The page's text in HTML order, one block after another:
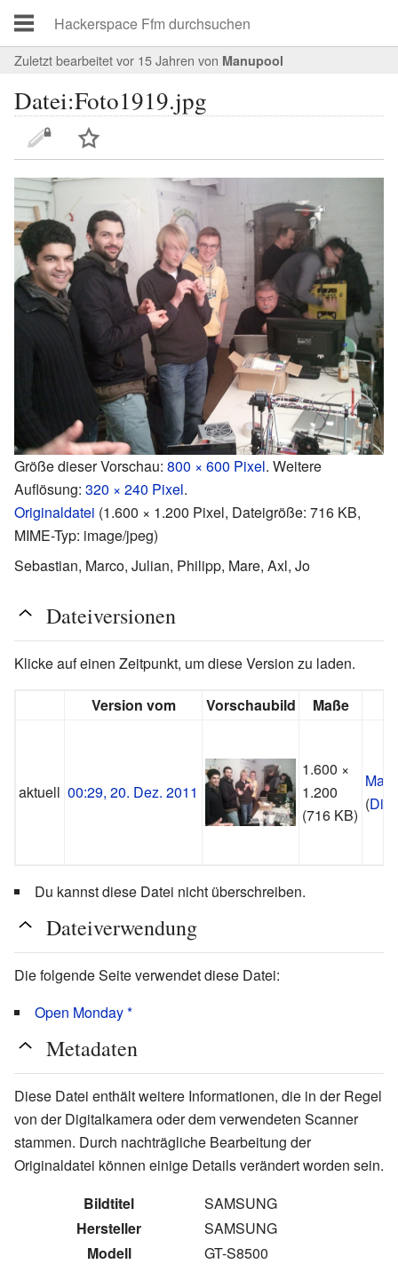
Zuletzt bearbeitet vor 15 Jahren von Manupool
Datei:Foto1919.jpg
Größe dieser Vorschau: 800 × 600 Pixel. Weitere
Auflösung: 320 × 240 Pixel.
Originaldatei (1.600 × 1.200 Pixel, Dateigröße: 716 KB,
MIME-Typ: image/jpeg)
Sebastian, Marco, Julian, Philipp, Mare, Axl, Jo
Dateiversionen
Klicke auf einen Zeitpunkt, um diese Version zu laden.
Version vom Vorschaubild Maße
aktuell 00:29, 20. Dez. 2011
1.600 ×
1.200
(716 KB)
(
Du kannst diese Datei nicht überschreiben.
Dateiverwendung
Die folgende Seite verwendet diese Datei:
Open Monday *
Metadaten
Diese Datei enthält weitere Informationen, die in der Regel
von der Digitalkamera oder dem verwendeten Scanner
stammen. Durch nachträgliche Bearbeitung der
Originaldatei können einige Details verändert worden sein.
Bildtitel
SAMSUNG
Hersteller
SAMSUNG
Modell
GT-S8500